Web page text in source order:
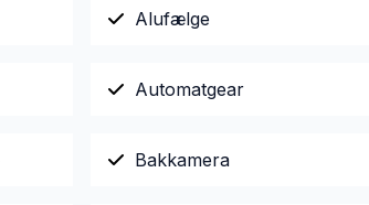
Alufælge
Automatgear
Bakkamera